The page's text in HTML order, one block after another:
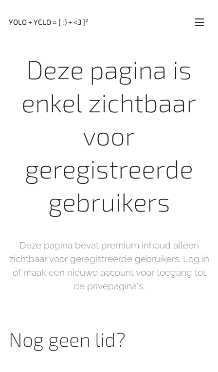
YOLO + YCLO = [ :) + <3 ]²
Deze pagina is
enkel zichtbaar
voor
geregistreerde
gebruikers
Deze pagina bevat premium inhoud alleen
zichtbaar voor geregistreerde gebruikers. Log in
of maak een nieuwe account voor toegang tot
de privépagina's.
Nog geen lid?